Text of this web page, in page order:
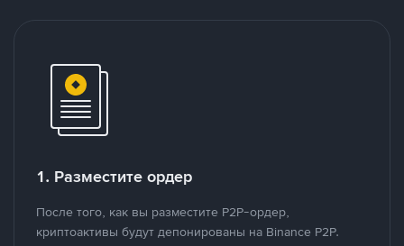
1. Разместите ордер
После того, как вы разместите P2P-ордер,
криптоактивы будут депонированы на Binance P2P.